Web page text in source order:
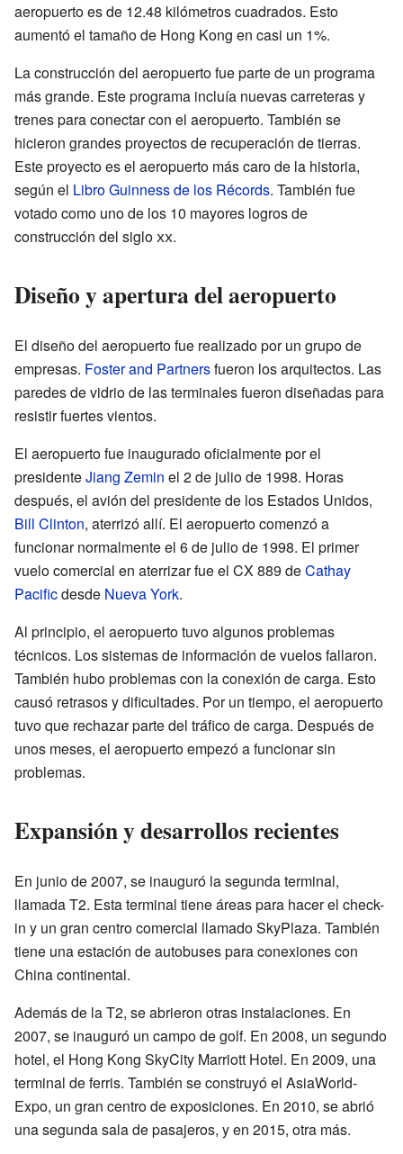
aeropuerto es de 12.48 kilómetros cuadrados. Esto
aumentó el tamaño de Hong Kong en casi un 1%.
La construcción del aeropuerto fue parte de un programa
más grande. Este programa incluía nuevas carreteras y
trenes para conectar con el aeropuerto. También se
hicieron grandes proyectos de recuperación de tierras.
Este proyecto es el aeropuerto más caro de la historia,
según el Libro Guinness de los Récords. También fue
votado como uno de los 10 mayores logros de
construcción del sigloxx.
Diseño y apertura del aeropuerto
El diseño del aeropuerto fue realizado por un grupo de
empresas. Foster and Partnersfueron los arquitectos. Las
paredes de vidrio de las terminales fueron diseñadas para
resistir fuertes vientos.
El aeropuerto fue inaugurado oficialmente por el
presidenteJiang Zemin el 2 de julio de 1998. Horas
después, el avión del presidente de los Estados Unidos,
Bill Clinton, aterrizó allí. El aeropuerto comenzó a
funcionar normalmente el 6 de julio de 1998. El primer
vuelo comercial en aterrizar fue el CX 889 deCathay
Pacificdesde Nueva York.
Al principio, el aeropuerto tuvo algunos problemas
técnicos. Los sistemas de información de vuelos fallaron.
También hubo problemas con la conexión de carga. Esto
causó retrasos y dificultades. Por un tiempo, el aeropuerto
tuvo que rechazar parte del tráfico de carga. Después de
unos meses, el aeropuerto empezó a funcionar sin
problemas.
Expansión y desarrollos recientes
En junio de 2007, se inauguró la segunda terminal,
llamada T2. Esta terminal tiene áreas para hacer el check-
in y un gran centro comercial llamado SkyPlaza. También
tiene una estación de autobuses para conexiones con
China continental.
Además de la T2, se abrieron otras instalaciones. En
2007, se inauguró un campo de golf. En 2008, un segundo
hotel, el Hong Kong SkyCity Marriott Hotel. En 2009, una
terminal de ferris. También se construyó el AsiaWorld-
Expo, un gran centro de exposiciones. En 2010, se abrió
una segunda sala de pasajeros, y en 2015, otra más.